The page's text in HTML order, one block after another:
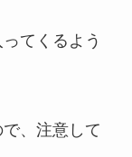
てくるよう
、注意して